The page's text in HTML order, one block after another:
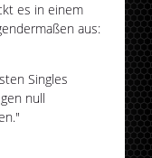
es in einem
aus:
Singles
null